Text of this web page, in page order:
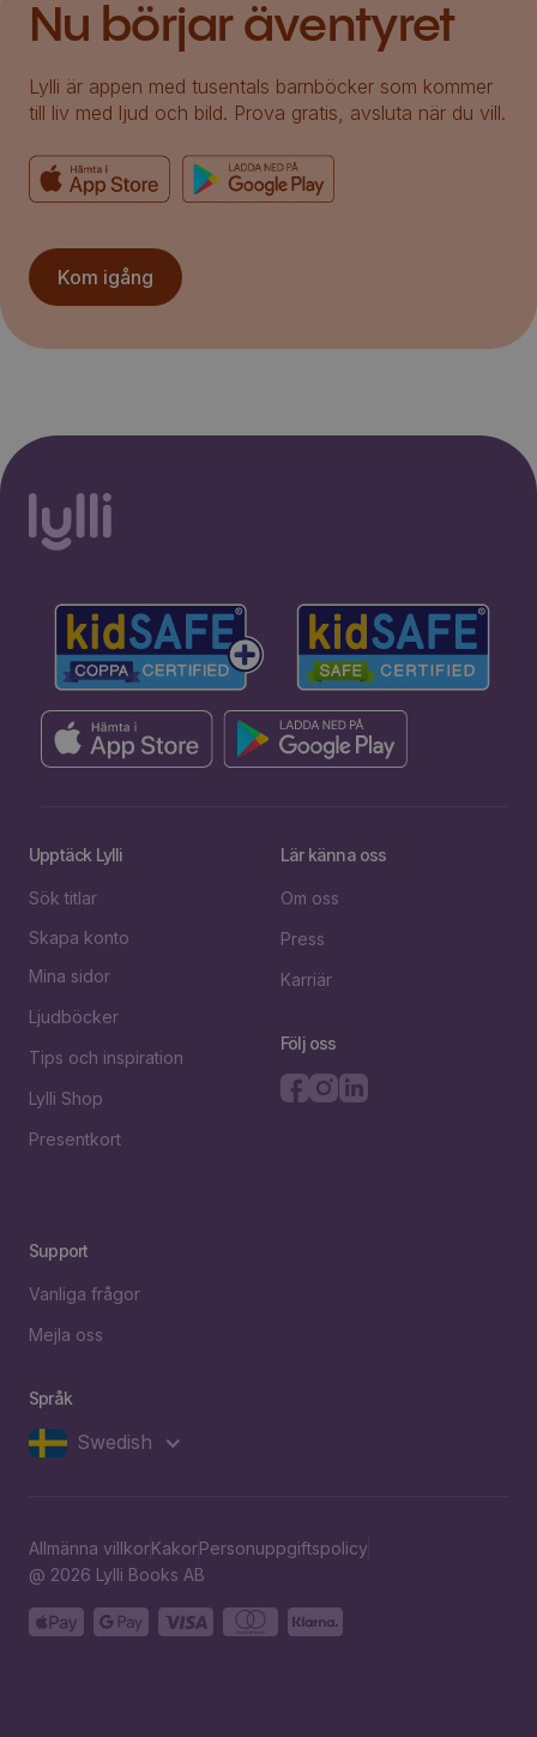
Nu börjar äventyret
Lylli är appen med tusentals barnböcker som kommer
till liv med ljud och bild. Prova gratis, avsluta när du vill.
Kom igång
Upptäck Lylli
Sök titlar
Skapa konto
Mina sidor
Ljudböcker
Tips och inspiration
Lylli Shop
Presentkort
Lär känna oss
Om oss
Press
Karriär
Följ oss
Support
Vanliga frågor
Mejla oss
Språk
Swedish
Allmänna villkorKakorPersonuppgiftspolicy
@ 2026 Lylli Books AB